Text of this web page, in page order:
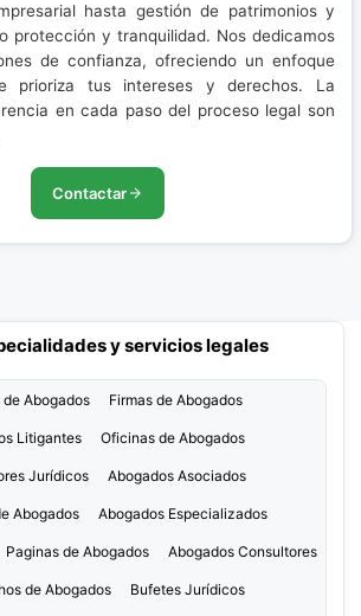
hasta gestión de patrimonios y
protección y tranquilidad. Nos dedicamos
de confianza, ofreciendo un enfoque
prioriza tus intereses y derechos. La
en cada paso del proceso legal son
Contactar
y servicios legales
de Abogados Firmas de Abogados
Litigantes Oficinas de Abogados
Jurídicos Abogados Asociados
Abogados Abogados Especializados
Paginas de Abogados Abogados Consultores
de Abogados Bufetes Jurídicos